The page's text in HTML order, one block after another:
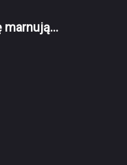
marnują…